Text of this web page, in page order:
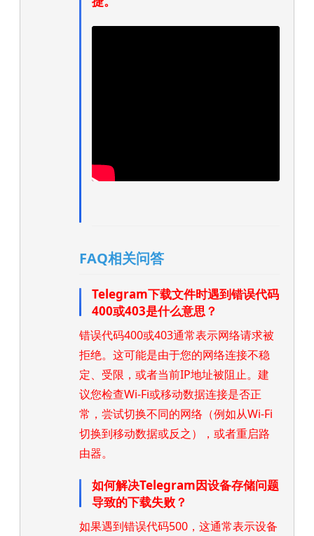
FAQ相关问答
Telegram下载文件时遇到错误代码
400或403是什么意思？
错误代码400或403通常表示网络请求被
拒绝。这可能是由于您的网络连接不稳
定、受限，或者当前IP地址被阻止。建
议您检查Wi-Fi或移动数据连接是否正
常，尝试切换不同的网络（例如从Wi-Fi
切换到移动数据或反之），或者重启路
由器。
如何解决Telegram因设备存储问题
导致的下载失败？
如果遇到错误代码500，这通常表示设备